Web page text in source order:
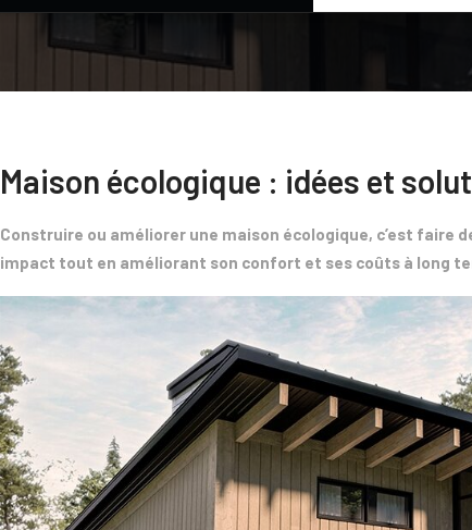
Maison écologique : idées et
Construire ou améliorer une maison écologique, c’est faire
impact tout en améliorant son confort et ses coûts à long